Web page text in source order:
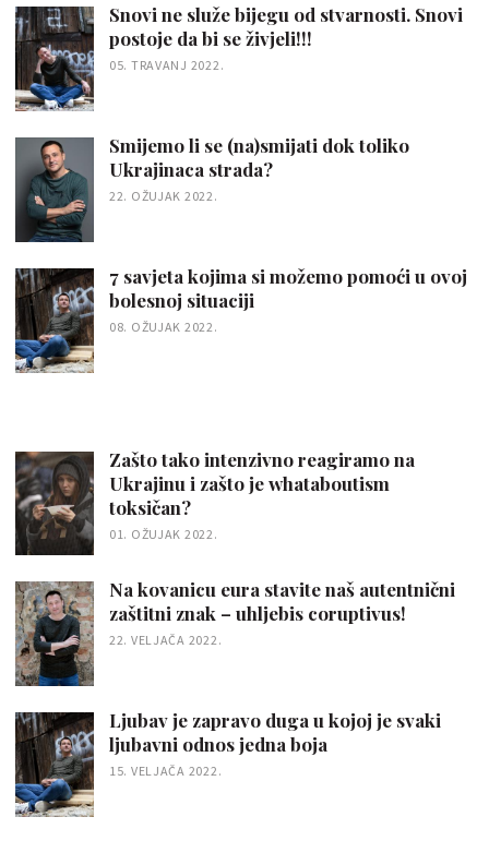
Snovi ne služe bijegu od stvarnosti. Snovi
postoje da bi se živjeli!!!
05. TRAVANJ 2022.
Smijemo li se (na)smijati dok toliko
Ukrajinaca strada?
22. OŽUJAK 2022.
7 savjeta kojima si možemo pomoći u ovoj
bolesnoj situaciji
08. OŽUJAK 2022.
Zašto tako intenzivno reagiramo na
Ukrajinu i zašto je whataboutism
toksičan?
01. OŽUJAK 2022.
Na kovanicu eura stavite naš autentnični
zaštitni znak – uhljebis coruptivus!
22. VELJAČA 2022.
Ljubav je zapravo duga u kojoj je svaki
ljubavni odnos jedna boja
15. VELJAČA 2022.